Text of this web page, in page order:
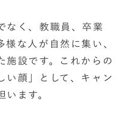
なく、教職員、卒業
様な人が自然に集い、
施設です。これからの
い顔」として、キャン
います。